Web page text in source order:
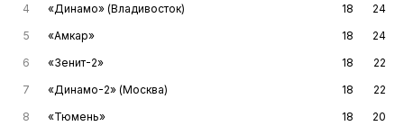
4
«Динамо» (Владивосток) 18
24
5
«Амкар» 18
24
6
«Зенит-2» 18
22
7
«Динамо-2» (Москва) 18
22
8
«Тюмень» 18
20